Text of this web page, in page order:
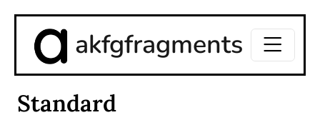
akfgfragments
Standard